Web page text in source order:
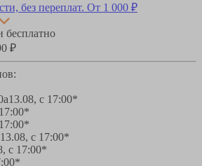
без переплат. От 1 000 ₽
бесплатно
₽
13.08, с 17:00*
13.08, с 17:00*
с 17:00*